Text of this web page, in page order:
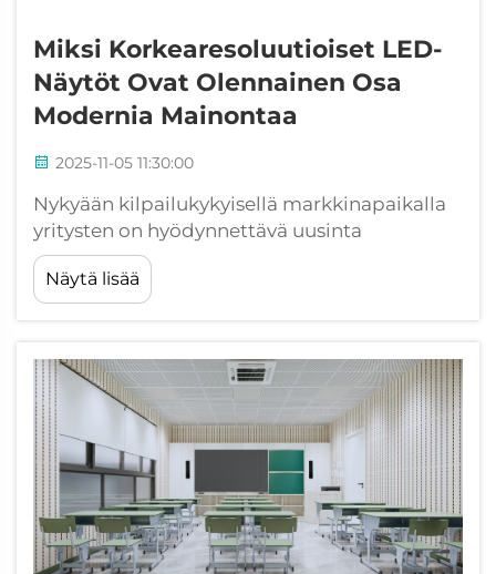
Miksi Korkearesoluutioiset LED-
Näytöt Ovat Olennainen Osa
Modernia Mainontaa
2025-11-05 11:30:00
Nykyään kilpailukykyisellä markkinapaikalla
yritysten on hyödynnettävä uusinta
teknologiaa saadakseen ja pitääkseen
kuluttajien huomion. Korkearesoluutioiset
LED-näytöt ovat nousseet modernin
vertaansa vailla olevia visuaalisia
mahdollisuuksia...
Näytä lisää